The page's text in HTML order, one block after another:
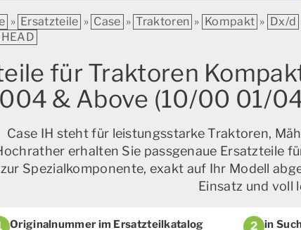
» Ersatzteile » Case » Traktoren » Kompakt » Dx/d
für Traktoren
& Above (10/00 01/
Case IH steht für leistungsstarke Traktoren,
erhalten Sie passgenaue Ersatzteile
zur Spezialkomponente, exakt auf Ihr Modell
Einsatz und voll
Originalnummer im Ersatzteilkatalog
2 in